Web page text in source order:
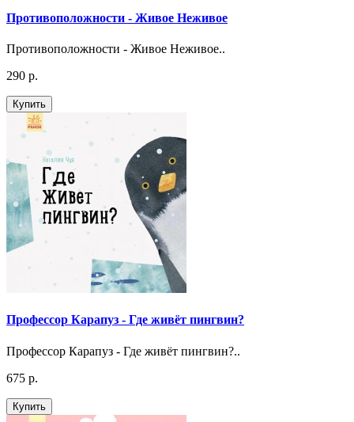
Противоположности - Живое Неживое
Противоположности - Живое Неживое..
290 р.
Купить
Профессор Карапуз - Где живёт пингвин?
Профессор Карапуз - Где живёт пингвин?..
675 р.
Купить